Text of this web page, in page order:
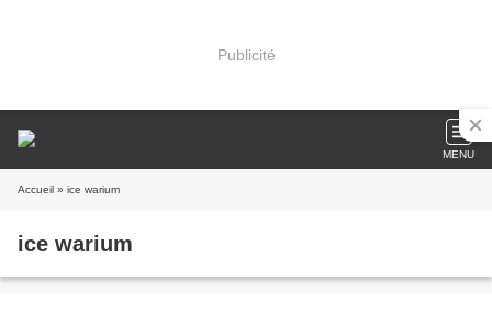
Publicité
MENU
Accueil » ice warium
ice warium